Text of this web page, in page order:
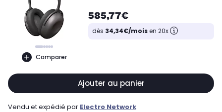
Comparer
585,77€
dès 34,34€/moisen 20x
Ajouter au panier
Vendu et expédié par Electro Network